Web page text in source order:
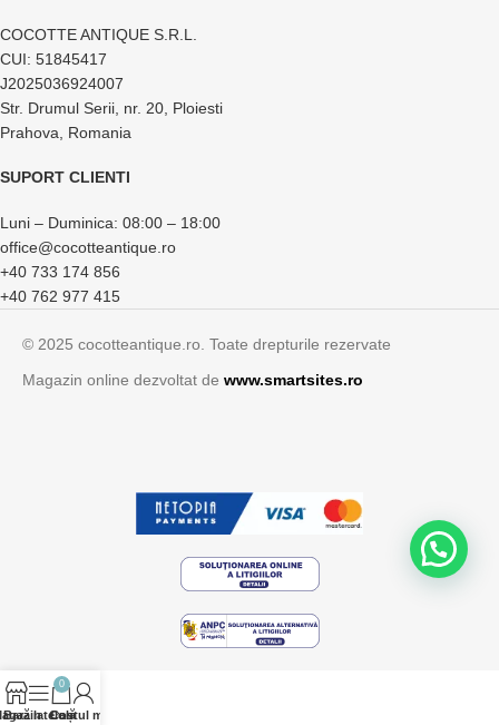
COCOTTE ANTIQUE S.R.L.
CUI: 51845417
J2025036924007
Str. Drumul Serii, nr. 20, Ploiesti
Prahova, Romania
SUPORT CLIENTI
Luni – Duminica: 08:00 – 18:00
office@cocotteantique.ro
+40 733 174 856
+40 762 977 415
© 2025 cocotteantique.ro. Toate drepturile rezervate
Magazin online dezvoltat de www.smartsites.ro
Bară laterală
0
Coș
Contul meu